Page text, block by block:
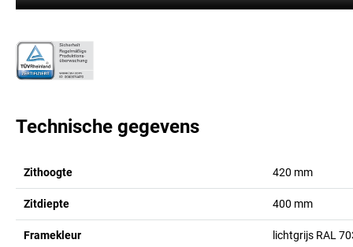
Technische gegevens
Zithoogte 420 mm
Zitdiepte 400 mm
Framekleur lichtgrijs RAL